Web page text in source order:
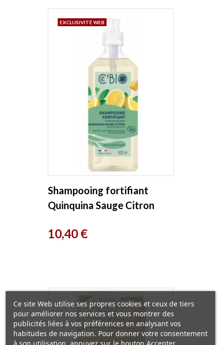
Shampooing fortifiant
Quinquina Sauge Citron
Prix
10,40 €
EXCLUSIVITÉ WEB
Ce site Web utilise ses propres cookies et ceux de tiers
pour améliorer nos services et vous montrer des
publicités liées à vos préférences en analysant vos
habitudes de navigation. Pour donner votre consentement
à son utilisation, appuyez sur le bouton Accepter.